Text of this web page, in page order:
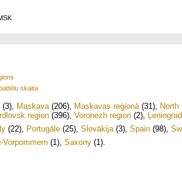
skaita
(3), Maskava(206), Maskavas reģionā(31), North
region (396), Voronezh region (2),
(22), Portugāle (25), Slovākija(3), Spain (98),
Vorpommern (1), Saxony (1).